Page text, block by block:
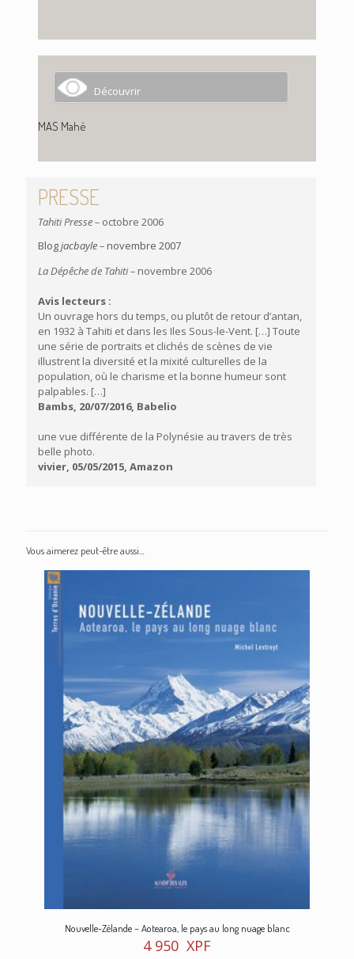
Découvrir
MAS Mahé
PRESSE
Tahiti Presse – octobre 2006
Blogjacbayle – novembre 2007
La Dépêche de Tahiti – novembre 2006
Avis lecteurs :
Un ouvrage hors du temps, ou plutôt de retour d’antan,
en 1932 à Tahiti et dans les Iles Sous-le-Vent. […] Toute
une série de portraits et clichés de scènes de vie
illustrent la diversité et la mixité culturelles de la
population, où le charisme et la bonne humeur sont
palpables. […]
Bambs, 20/07/2016, Babelio
une vue différente de la Polynésie au travers de très
belle photo.
vivier, 05/05/2015, Amazon
Vous aimerez peut-être aussi…
Nouvelle-Zélande – Aotearoa, le pays au long nuage blanc
4 950 XPF